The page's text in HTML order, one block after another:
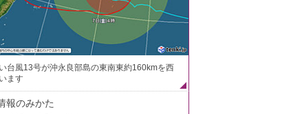
台風13号が沖永良部島の東南東約160kmを西
ます
報のみかた